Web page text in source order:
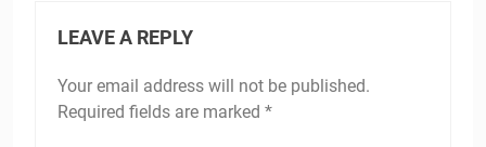
LEAVE A REPLY
Your email address will not be published.
Required fields are marked *